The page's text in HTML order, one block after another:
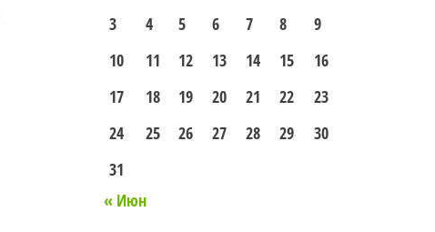
3
4 5 6 7 8
9
10
11 12 13 14 15
16
17
18 19 20 21 22
23
24
25 26 27 28 29
30
31
« Июн